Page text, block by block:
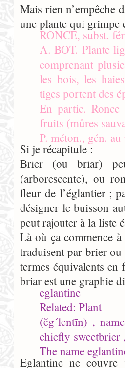
Mais rien n’empêche
une plante qui grimpe
RONCE, subst.
A. BOT. Plante
comprenant
les bois, les
tiges portent des
En partic.
fruits (mûres
P. méton., gén.
Si je récapitule :
Brier (ou briar)
(arborescente), ou
fleur de l’églantier ;
désigner le buisson
peut rajouter à la liste
Là où ça commence
traduisent par brier
termes équivalents en
briar est une graphie
eglantine
Related: Plant
(ĕg´lentīn) ,
chiefly sweetbrier
The name
Eglantine ne